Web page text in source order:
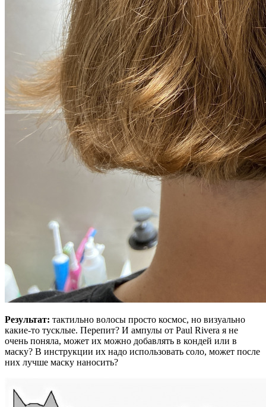
Результат: тактильно волосы просто космос, но визуально
какие-то тусклые. Перепит? И ампулы от Paul Riverа я не
очень поняла, может их можно добавлять в кондей или в
маску? В инструкции их надо использовать соло, может после
них лучше маску наносить?